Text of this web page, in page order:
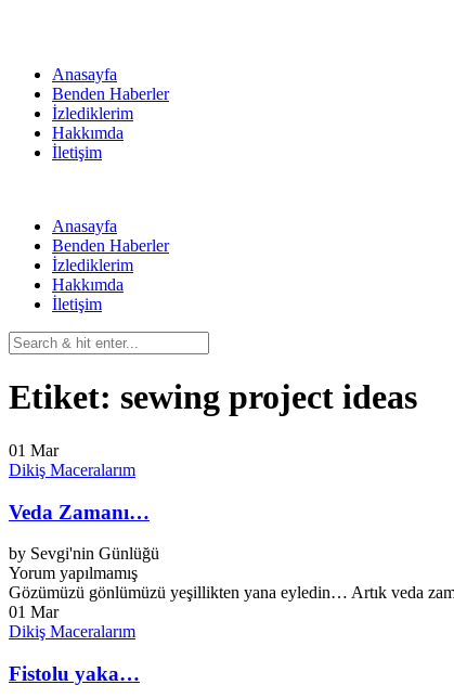
Anasayfa
Benden Haberler
İzlediklerim
Hakkımda
İletişim
Anasayfa
Benden Haberler
İzlediklerim
Hakkımda
İletişim
Etiket: sewing project ideas
01 Mar
Dikiş Maceralarım
Veda Zamanı…
by Sevgi'nin Günlüğü
Yorum yapılmamış
Gözümüzü gönlümüzü yeşillikten yana eyledin… Artık veda
01 Mar
Dikiş Maceralarım
Fistolu yaka…